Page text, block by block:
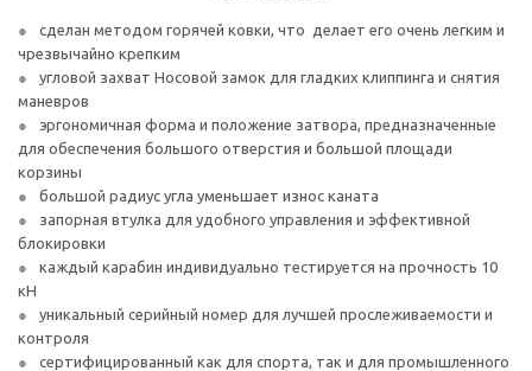
сделан методом горячей ковки, что делает его очень легким и
чрезвычайно крепким
угловой захват Носовой замок для гладких клиппинга и снятия
маневров
эргономичная форма и положение затвора, предназначенные
для обеспечения большого отверстия и большой площади
корзины
большой радиус угла уменьшает износ каната
запорная втулка для удобного управления и эффективной
блокировки
каждый карабин индивидуально тестируется на прочность 10
кН
уникальный серийный номер для лучшей прослеживаемости и
контроля
сертифицированный как для спорта, так и для промышленного